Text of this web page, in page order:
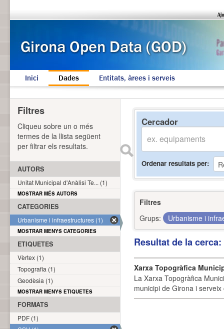
Inici Dades Entitats, àrees i serveis
Cercador
Ordenar resultats per
Filtres
Grups:
Urbanisme i
Resultat de la
Xarxa Topogràfica
La Xarxa Topogràfica
municipi de Girona i
Filtres
Cliqueu sobre un o més
termes de la llista següent
per filtrar els resultats.
AUTORS
Unitat Municipal d'Anàlisi Te... (1)
MOSTRAR MÉS AUTORS
CATEGORIES
Urbanisme i infraestructures (1)
MOSTRAR MENYS CATEGORIES
ETIQUETES
Vèrtex (1)
Topografia (1)
Geodèsia (1)
MOSTRAR MENYS ETIQUETES
FORMATS
PDF (1)